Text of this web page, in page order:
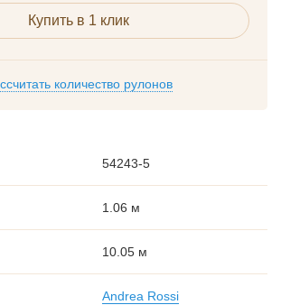
Купить в 1 клик
количество рулонов
54243-5
1.06 м
10.05 м
Andrea Rossi